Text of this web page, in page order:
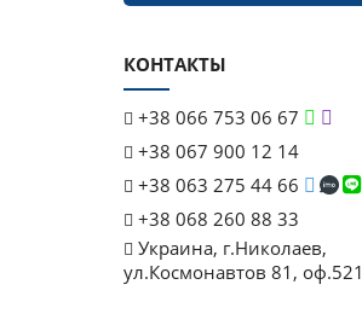
КОНТАКТЫ
+38 066 753 06 67
+38 067 900 12 14
+38 063 275 44 66
+38 068 260 88 33
Украина, г.Николаев,
ул.Космонавтов 81, оф.521